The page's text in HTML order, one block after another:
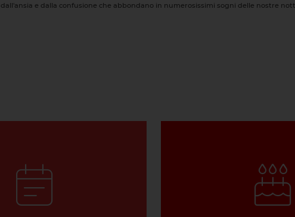
e dalla confusione che abbondano in numerosissimi sogni delle nostre